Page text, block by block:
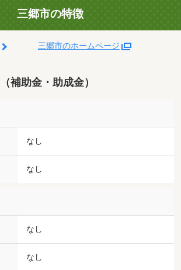
三郷市の特徴
三郷市のホームページ
補助金・助成金）
なし
なし
なし
なし